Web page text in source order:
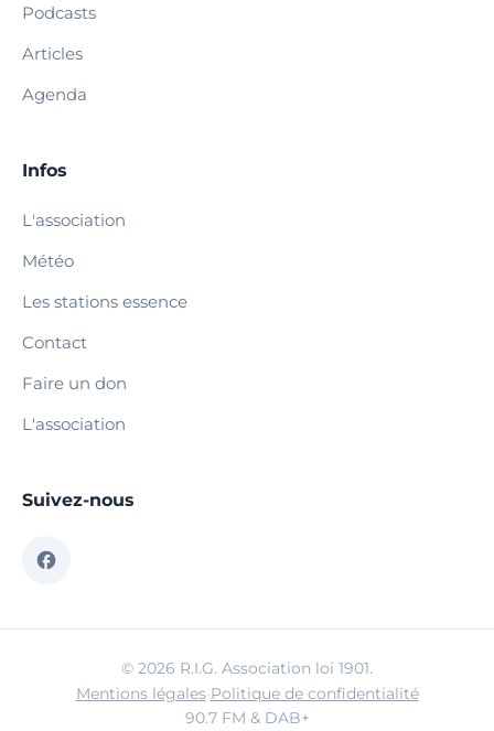
Podcasts
Articles
Agenda
Infos
L'association
Météo
Les stations essence
Contact
Faire un don
L'association
Suivez-nous
© 2026 R.I.G. Association loi 1901.
Mentions légales·Politique de confidentialité
90.7 FM & DAB+